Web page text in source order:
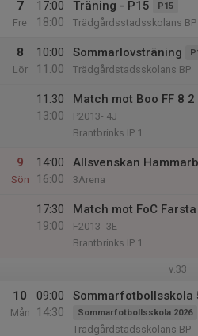
7
Fre
17:00
18:00
Träning - P15 P15
Trädgårdsstadsskolans BP
8
Lör
10:00
11:00
Sommarlovsträning
Trädgårdstadsskolans BP
11:30
13:00
Match mot Boo FF 8 2
P2013- 4J
Brantbrinks IP 1
9
Sön
14:00
16:00
Allsvenskan
3Arena
17:30
19:00
Match mot FoC Farsta
F2013- 3E
Brantbrinks IP 1
v.33
10
Mån
09:00
14:30
Sommarfotbollsskola
Sommarfotbollsskola 2026
Trädgårdstadsskolans BP